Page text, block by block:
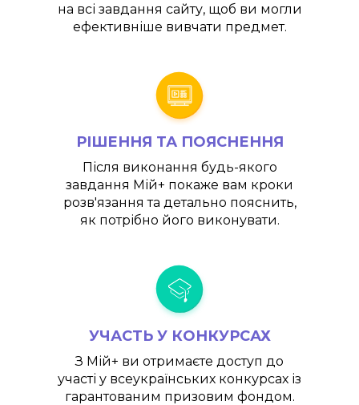
на всі завдання сайту, щоб ви могли
ефективніше вивчати предмет.
РІШЕННЯ ТА ПОЯСНЕННЯ
Після виконання будь-якого
завдання Мій+ покаже вам кроки
розв'язання та детально пояснить,
як потрібно його виконувати.
УЧАСТЬ У КОНКУРСАХ
З Мій+ ви отримаєте доступ до
участі у всеукраїнських конкурсах із
гарантованим призовим фондом.